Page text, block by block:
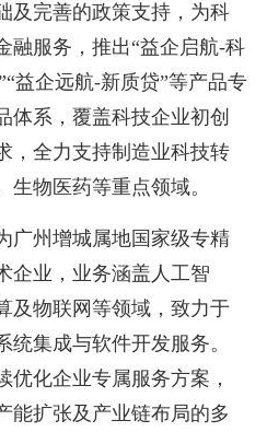
及完善的政策支持，为科
融服务，推出“益企启航-科
益企远航-新质贷”等产品专
体系，覆盖科技企业初创
，全力支持制造业科技转
物医药等重点领域。
广州增城属地国家级专精
企业，业务涵盖人工智
及物联网等领域，致力于
集成与软件开发服务。
优化企业专属服务方案，
能扩张及产业链布局的多